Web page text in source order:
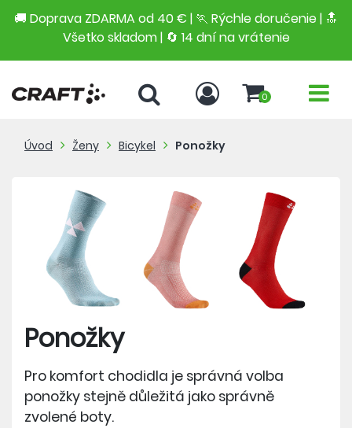
🚚 Doprava ZDARMA od 40 € | 🏃 Rýchle doručenie | 🔝
Všetko skladom | 🔄 14 dní na vrátenie
0
Úvod Ženy Bicykel Ponožky
Ponožky
Pro komfort chodidla je správná volba
ponožky stejně důležitá jako správně
zvolené boty.